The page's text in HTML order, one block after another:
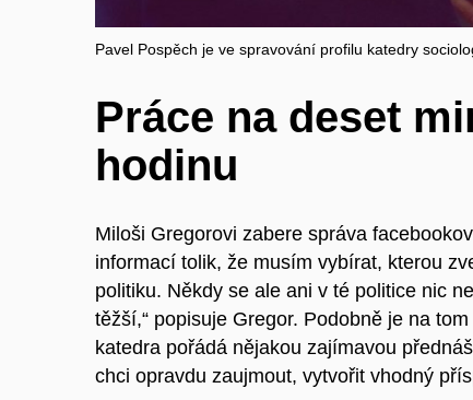
Pavel Pospěch je ve spravování profilu katedry
Práce na deset
hodinu
Miloši Gregorovi zabere správa
informací tolik, že musím vybírat, kterou
politiku. Někdy se ale ani v té politice nic
těžší,“ popisuje Gregor. Podobně je na
katedra pořádá nějakou zajímavou
chci opravdu zaujmout, vytvořit vhodný